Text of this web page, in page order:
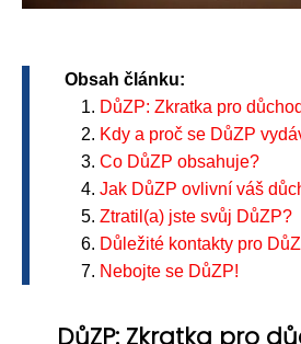
Obsah článku:
DůZP: Zkratka pro
Kdy a proč se DůZP
Co DůZP obsahuje?
Jak DůZP ovlivní váš
Ztratil(a) jste svůj DůZP?
Důležité kontakty pro
Nebojte se DůZP!
DůZP: Zkratka pro